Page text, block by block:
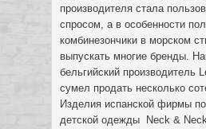
производителя стала
спросом, а в особенности
комбинезончики в морском
выпускать многие бренды.
бельгийский производитель
сумел продать несколько
Изделия испанской фирмы
детской одежды Neck &